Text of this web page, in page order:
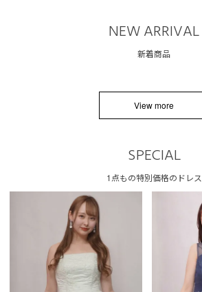
NEW ARRIVAL
新着商品
View more
SPECIAL
1点もの特別価格のドレス